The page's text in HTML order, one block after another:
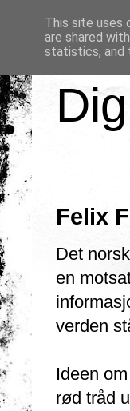
Felix
Det
en
verden
Ideen
rød tråd
This site uses
are shared
statistics, and